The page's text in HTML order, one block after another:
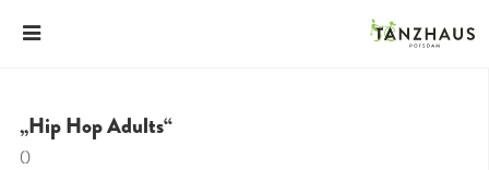
„Hip Hop Adults“
()